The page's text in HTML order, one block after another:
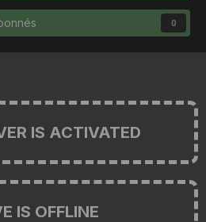
0
IS ACTIVATED
IS OFFLINE